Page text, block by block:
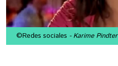
©Redes sociales - Karime Pindter